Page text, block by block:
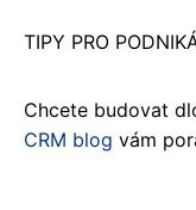
TIPY PRO
Chcete budovat
CRM blog vám